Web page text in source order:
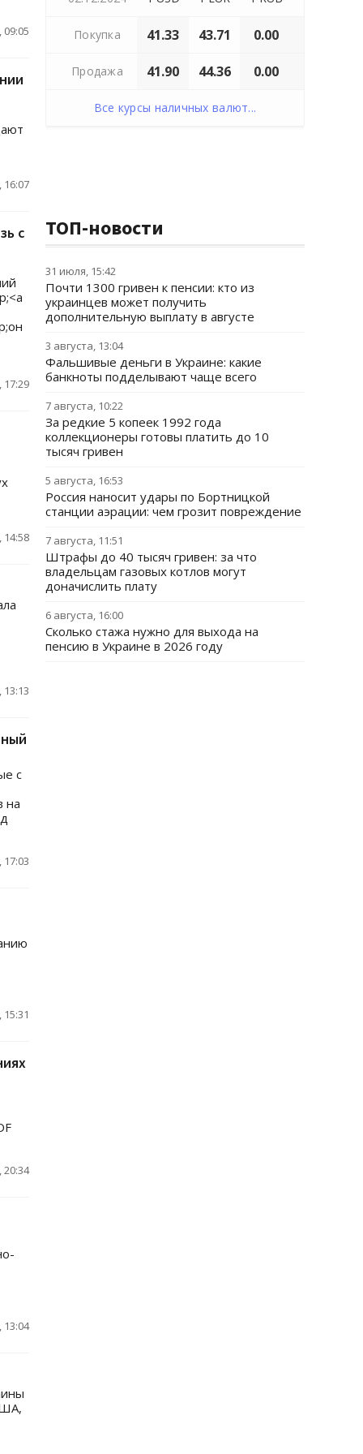
09:05
16:07
с
17:29
14:58
13:13
с
на
17:03
20:34
13:04
Покупка 41.33 43.71 0.00
Продажа 41.90 44.36 0.00
Все курсы наличных валют...
ТОП-новости
31 июля, 15:42
Почти 1300 гривен к пенсии: кто из
украинцев может получить
дополнительную выплату в августе
3 августа, 13:04
Фальшивые деньги в Украине: какие
банкноты подделывают чаще всего
7 августа, 10:22
За редкие 5 копеек 1992 года
коллекционеры готовы платить до 10
тысяч гривен
5 августа, 16:53
Россия наносит удары по Бортницкой
станции аэрации: чем грозит повреждение
7 августа, 11:51
Штрафы до 40 тысяч гривен: за что
владельцам газовых котлов могут
доначислить плату
6 августа, 16:00
Сколько стажа нужно для выхода на
пенсию в Украине в 2026 году